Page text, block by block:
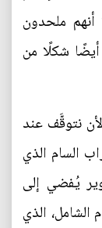
أنهم ملحدون
شكلًا من
نتوقَّف عند
السام الذي
يُفضي إلى
الشامل، الذي